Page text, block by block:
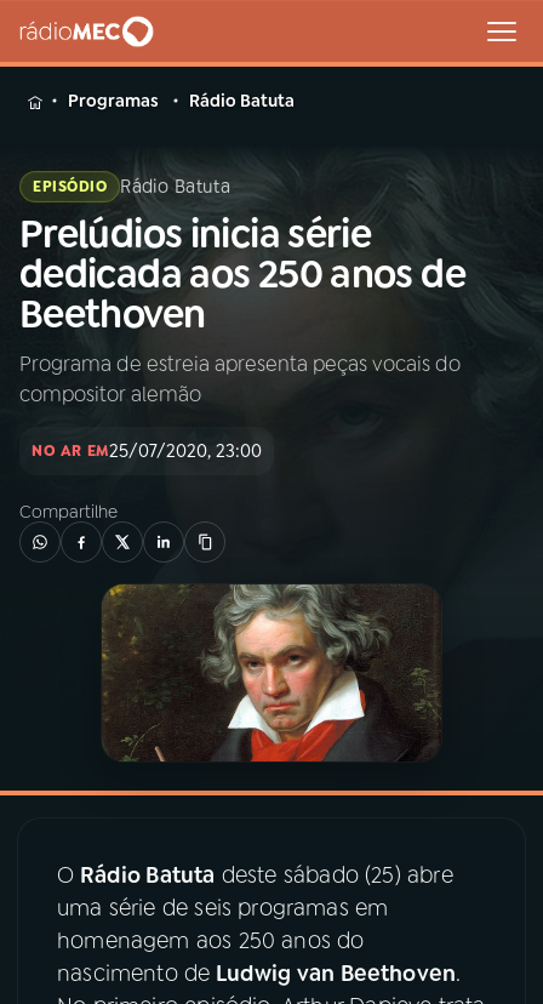
MENU
Buscar
na
Rádio
MEC
Buscar
Início AO VIVO
INÍCIO
02A RÁDIO
PROGRAMAÇÃO
PROGRAMAS
PODCASTS
07ÚLTIMAS
08
Programas Rádio Batuta
EPISÓDIO Rádio Batuta
Prelúdios inicia série
dedicada aos 250 anos de
Beethoven
Programa de estreia apresenta peças vocais do
compositor alemão
NO AR EM25/07/2020, 23:00
Compartilhe
O Rádio Batuta deste sábado (25) abre
uma série de seis programas em
homenagem aos 250 anos do
nascimento de Ludwig van Beethoven.